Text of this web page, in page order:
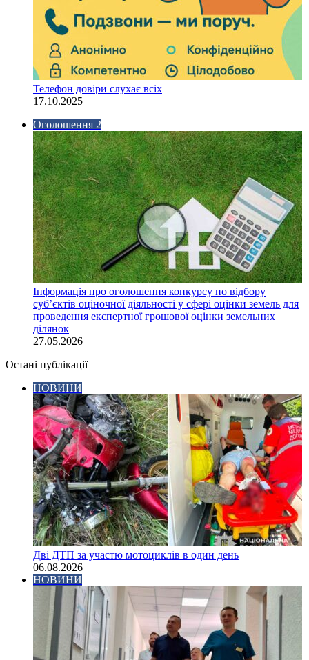
Телефон довіри слухає всіх
17.10.2025
Оголошення 2
Інформація про оголошення конкурсу по відбору
суб’єктів оціночної діяльності у сфері оцінки земель для
проведення експертної грошової оцінки земельних
ділянок
27.05.2026
Остані публікації
НОВИНИ
Дві ДТП за участю мотоциклів в один день
06.08.2026
НОВИНИ